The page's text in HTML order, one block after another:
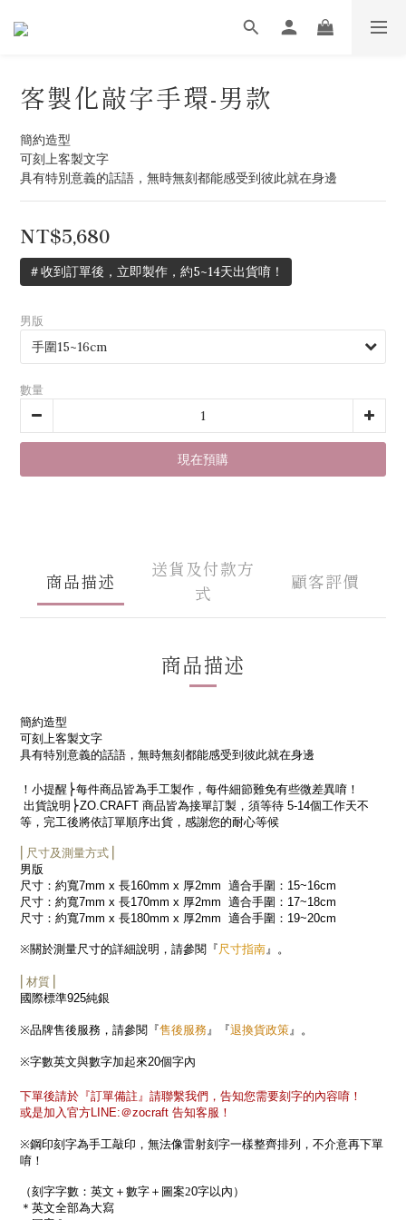
客製化敲字手環-男款
簡約造型
可刻上客製文字
具有特別意義的話語，無時無刻都能感受到彼此就在身邊
NT$5,680
＃收到訂單後，立即製作，約5~14天出貨唷！
男版
數量
現在預購
商品描述
送貨及付款方
式
顧客評價
商品描述
簡約造型
可刻上客製文字
具有特別意義的話語，無時無刻都能感受到彼此就在身邊
！小提醒 ⎬每件商品皆為手工製作，每件細節難免有些微差異唷！
出貨說明 ⎬ZO.CRAFT 商品皆為接單訂製，須等待 5-14個工作天不
等，完工後將依訂單順序出貨，感謝您的耐心等候
⎜尺寸及測量方式⎟
男版
尺寸：約寬7mm x 長160mm x 厚2mm 適合手圍： 15~16cm
尺寸：約寬7mm x 長170mm x 厚2mm 適合手圍： 17~18cm
尺寸：約寬7mm x 長180mm x 厚2mm 適合手圍： 19~20cm
※關於測量尺寸的詳細說明，請參閱『尺寸指南』。
⎜材質⎟
國際標準925純銀
※品牌售後服務，請參閱『售後服務』『退換貨政策』。
※字數英文與數字加起來20個字內
下單後請於『訂單備註』請聯繫我們，告知您需要刻字的內容唷！
或是加入官方LINE:＠zocraft 告知客服！
※鋼印刻字為手工敲印，無法像雷射刻字一樣整齊排列，不介意再下單
唷！
（刻字字數：英文＋數字＋圖案20字以內）
＊英文全部為大寫